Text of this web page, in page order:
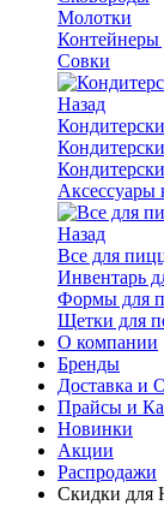
Молотки
Контейнеры
Совки
Назад
Аксессуары
Назад
Все для
Инвентарь
Формы для
Щетки для
О компании
Бренды
Доставка и
Прайсы и
Новинки
Акции
Распродажи
Скидки для